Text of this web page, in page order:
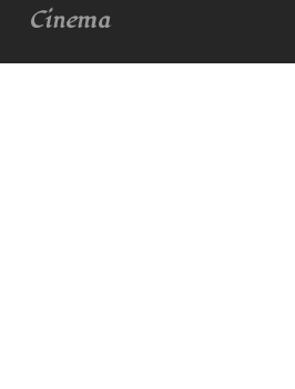
Cinema